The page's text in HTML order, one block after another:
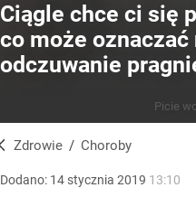
Ciągle chce ci się
co może
odczuwanie
Picie
Zdrowie / Choroby
Dodano: 14 stycznia 2019 13:10